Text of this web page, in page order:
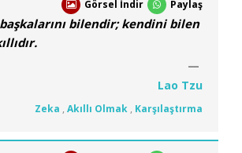
Görsel İndir Paylaş
bilendir; kendini bilen
Lao Tzu
Zeka , Akıllı Olmak , Karşılaştırma